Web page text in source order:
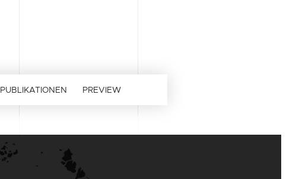
PUBLIKATIONEN PREVIEW